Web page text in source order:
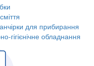
для прибирання
гігієнічне обладнання